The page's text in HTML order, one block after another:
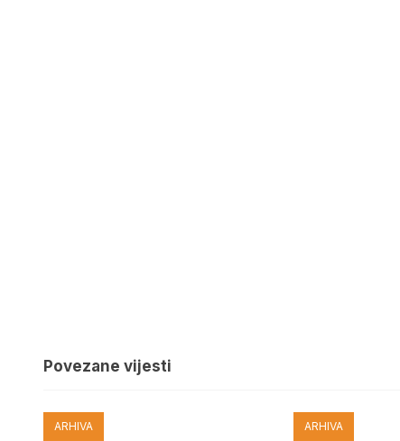
Povezane vijesti
ARHIVA ARHIVA